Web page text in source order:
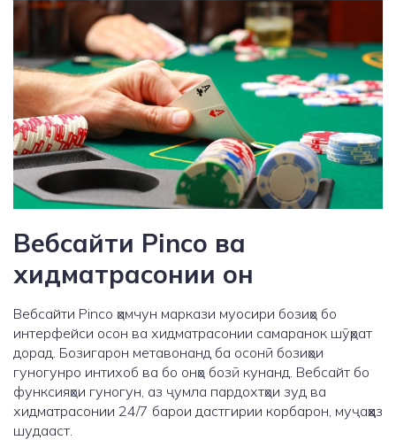
Вебсайти Pinco ва
хидматрасонии он
Вебсайти Pinco ҳамчун маркази муосири бозиҳо бо
интерфейси осон ва хидматрасонии самаранок шӯҳрат
дорад. Бозигарон метавонанд ба осонӣ бозиҳои
гуногунро интихоб ва бо онҳо бозӣ кунанд. Вебсайт бо
функсияҳои гуногун, аз ҷумла пардохтҳои зуд ва
хидматрасонии 24/7 барои дастгирии корбарон, муҷаҳҳаз
шудааст.